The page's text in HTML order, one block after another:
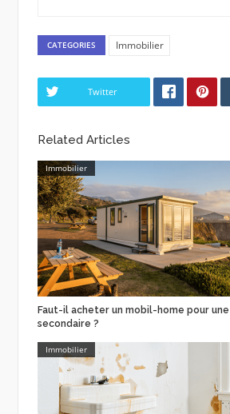
CATEGORIES Immobilier
Twitter
Related Articles
Immobilier
Faut-il acheter un mobil-home pour
secondaire ?
Immobilier